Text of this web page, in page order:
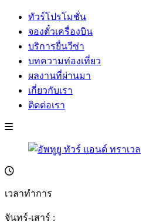
ทัวร์โปรโมชั่น
จองตั๋วเครื่องบิน
บริการยื่นวีซ่า
บทความท่องเที่ยว
ผลงานที่ผ่านมา
เกี่ยวกับเรา
ติดต่อเรา
เวลาทำการ
จันทร์-เสาร์ :